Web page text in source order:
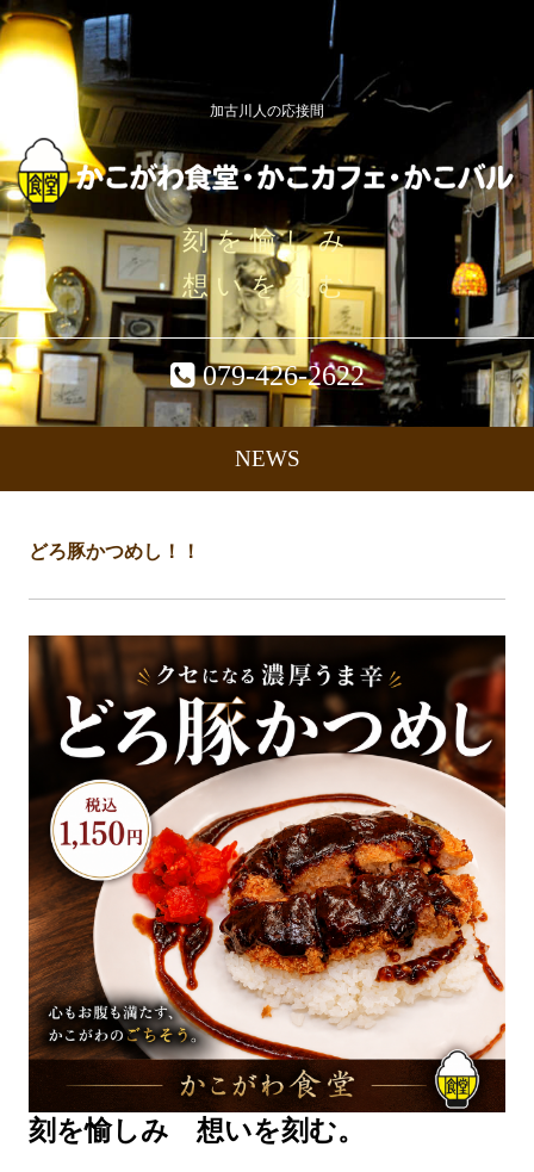
加古川人の応接間
刻を愉しみ
想いを刻む
079-426-2622
NEWS
どろ豚かつめし！！
刻を愉しみ 想いを刻む。